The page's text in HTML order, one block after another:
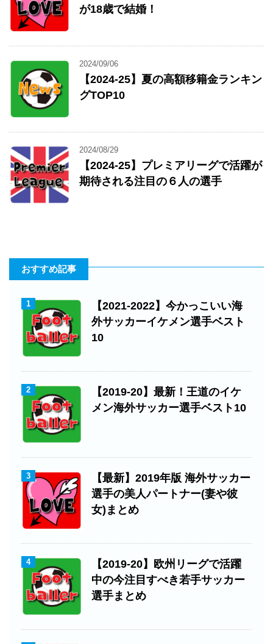
が18歳で結婚！
2024/09/06
【2024-25】夏の高額移籍金ランキン
グTOP10
2024/08/29
【2024-25】プレミアリーグで活躍が
期待される注目の６人の選手
おすすめ記事
1
【2021-2022】今かっこいい海
外サッカーイケメン選手ベスト
10
2
【2019-20】最新！王道のイケ
メン海外サッカー選手ベスト10
3
【最新】2019年版 海外サッカー
選手の美人パートナー(妻や彼
女)まとめ
4
【2019-20】欧州リーグで活躍
中の今注目すべき若手サッカー
選手まとめ